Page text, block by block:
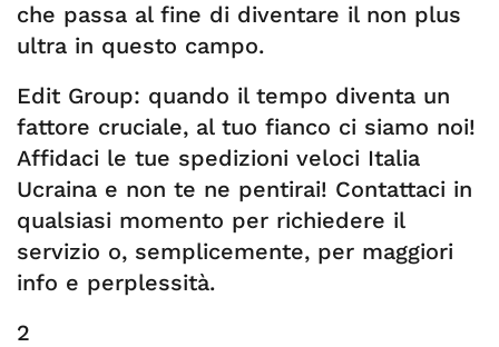
che passa al fine di diventare il non plus
ultra in questo campo.
Edit Group: quando il tempo diventa un
fattore cruciale, al tuo fianco ci siamo noi!
Affidaci le tue spedizioni veloci Italia
Ucraina e non te ne pentirai! Contattaci in
qualsiasi momento per richiedere il
servizio o, semplicemente, per maggiori
info e perplessità.
2